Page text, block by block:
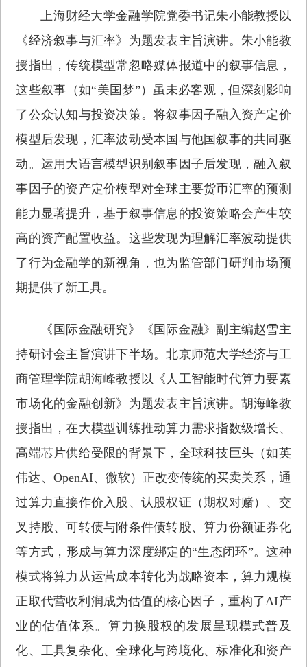
上海财经大学金融学院党委书记朱小能教授以
《经济叙事与汇率》为题发表主旨演讲。朱小能教
授指出，传统模型常忽略媒体报道中的叙事信息，
这些叙事（如“美国梦”）虽未必客观，但深刻影响
了公众认知与投资决策。将叙事因子融入资产定价
模型后发现，汇率波动受本国与他国叙事的共同驱
动。运用大语言模型识别叙事因子后发现，融入叙
事因子的资产定价模型对全球主要货币汇率的预测
能力显著提升，基于叙事信息的投资策略会产生较
高的资产配置收益。这些发现为理解汇率波动提供
了行为金融学的新视角，也为监管部门研判市场预
期提供了新工具。
《国际金融研究》《国际金融》副主编赵雪主
持研讨会主旨演讲下半场。北京师范大学经济与工
商管理学院胡海峰教授以《人工智能时代算力要素
市场化的金融创新》为题发表主旨演讲。胡海峰教
授指出，在大模型训练推动算力需求指数级增长、
高端芯片供给受限的背景下，全球科技巨头（如英
伟达、OpenAI、微软）正改变传统的买卖关系，通
过算力直接作价入股、认股权证（期权对赌）、交
叉持股、可转债与附条件债转股、算力份额证券化
等方式，形成与算力深度绑定的“生态闭环”。这种
模式将算力从运营成本转化为战略资本，算力规模
正取代营收利润成为估值的核心因子，重构了AI产
业的估值体系。算力换股权的发展呈现模式普及
化、工具复杂化、全球化与跨境化、标准化和资产